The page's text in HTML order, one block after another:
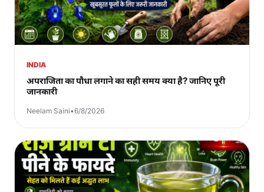
INDIA
अपराजिता का पौधा लगाने का सही समय क्या है? जानिए पूरी
जानकारी
Neelam Saini•6/8/2026